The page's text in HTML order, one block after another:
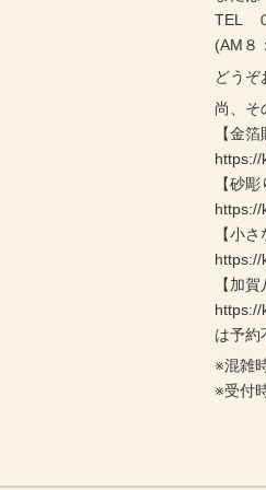
TEL
(AM８
どうぞ
尚、そ
【金
【砂
【小
https://
【加
は予約
※混雑
※受付